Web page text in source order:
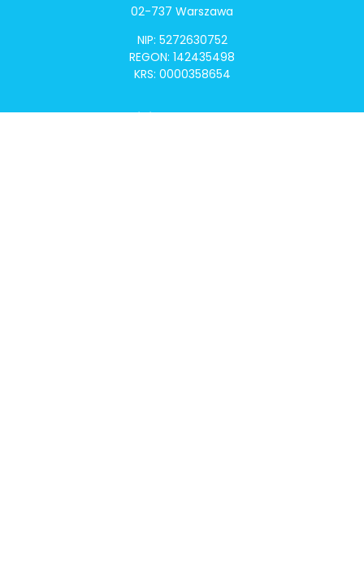
02-737 Warszawa
NIP: 5272630752
REGON: 142435498
KRS: 0000358654
Alivia Onkomapa